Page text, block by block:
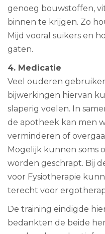
genoeg bouwstoffen,
binnen te krijgen. Zo
Mijd vooral suikers en
gaten.
4. Medicatie
Veel ouderen
bijwerkingen hiervan
slaperig voelen. In
de apotheek kan men
verminderen of
Mogelijk kunnen soms
worden geschrapt. Bij
voor Fysiotherapie
terecht voor
De training eindigde
bedankten de beide